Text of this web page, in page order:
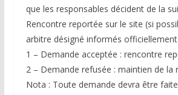
que les responsables décident de la
Rencontre reportée sur le site (si
arbitre désigné informés
1 – Demande acceptée : rencontre
2 – Demande refusée : maintien de la
Nota : Toute demande devra être faite